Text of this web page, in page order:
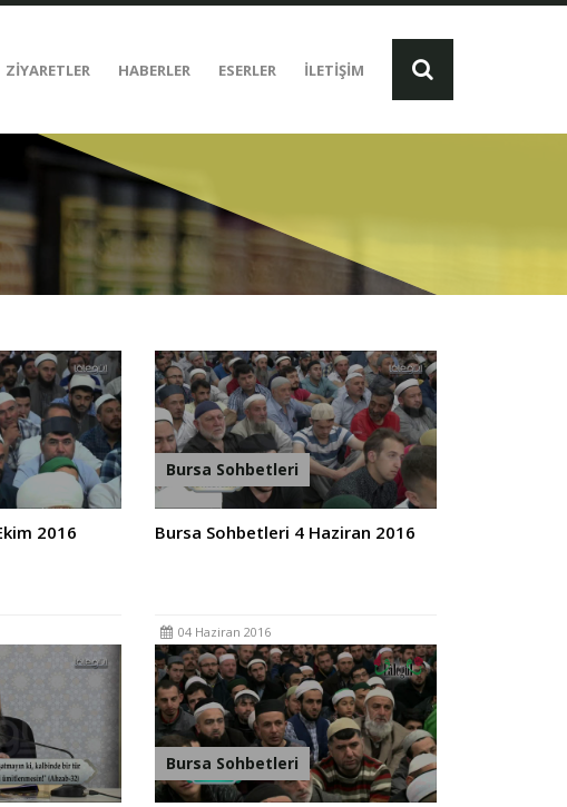
ZİYARETLER HABERLER ESERLER İLETİŞİM
2016
Bursa Sohbetleri
Bursa Sohbetleri 4 Haziran 2016
04 Haziran 2016
Bursa Sohbetleri